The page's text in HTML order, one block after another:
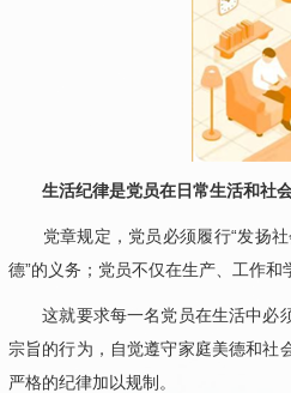
生活纪律是党员在日常生活和社
党章规定，党员必须履行“发扬社
德”的义务；党员不仅在生产、工作和
这就要求每一名党员在生活中必须
宗旨的行为，自觉遵守家庭美德和社
严格的纪律加以规制。